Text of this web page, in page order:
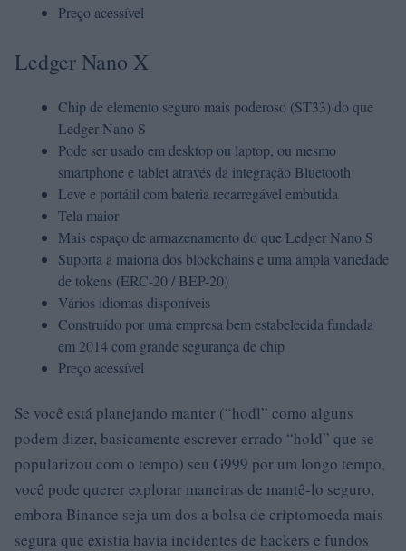
Preço acessível
Ledger Nano X
Chip de elemento seguro mais poderoso (ST33) do que
Ledger Nano S
Pode ser usado em desktop ou laptop, ou mesmo
smartphone e tablet através da integração Bluetooth
Leve e portátil com bateria recarregável embutida
Tela maior
Mais espaço de armazenamento do que Ledger Nano S
Suporta a maioria dos blockchains e uma ampla variedade
de tokens (ERC-20 / BEP-20)
Vários idiomas disponíveis
Construído por uma empresa bem estabelecida fundada
em 2014 com grande segurança de chip
Preço acessível
Se você está planejando manter (“hodl” como alguns
podem dizer, basicamente escrever errado “hold” que se
popularizou com o tempo) seu G999 por um longo tempo,
você pode querer explorar maneiras de mantê-lo seguro,
embora Binance seja um dos a bolsa de criptomoeda mais
segura que existia havia incidentes de hackers e fundos